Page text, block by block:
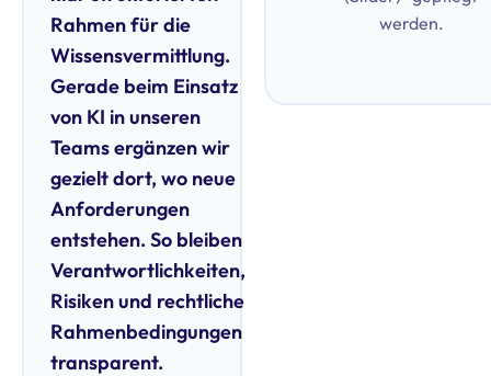
Rahmen für die
Wissensvermittlung.
Gerade beim Einsatz
von KI in unseren
Teams ergänzen wir
gezielt dort, wo neue
Anforderungen
entstehen. So bleiben
Verantwortlichkeiten,
Risiken und rechtliche
Rahmenbedingungen
transparent.
werden.